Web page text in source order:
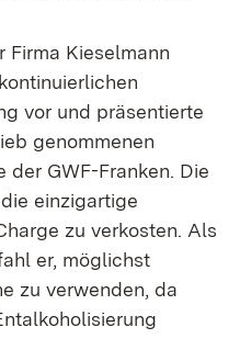
Firma Kieselmann
vor und präsentierte
genommenen
GWF-Franken. Die
einzigartige
zu verkosten. Als
er, möglichst
zu verwenden, da